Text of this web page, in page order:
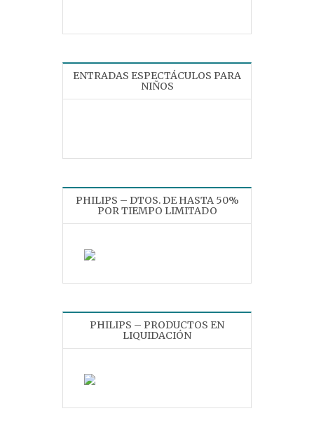
ENTRADAS ESPECTÁCULOS PARA
NIÑOS
PHILIPS – DTOS. DE HASTA 50%
POR TIEMPO LIMITADO
PHILIPS – PRODUCTOS EN
LIQUIDACIÓN